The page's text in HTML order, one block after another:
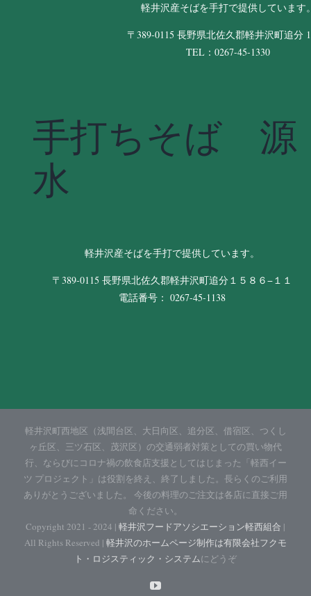
軽井沢産そばを手打で提供しています
〒389-0115 長野県北佐久郡軽井沢町追分
TEL：0267-45-1330
手打ちそば 源
水
軽井沢産そばを手打で提供しています。
〒389-0115 長野県北佐久郡軽井沢町追分１５８６−１１
電話番号： 0267-45-1138
軽井沢町西地区（浅間台区、大日向区、追分区、借宿区、つくし
ヶ丘区、三ツ石区、茂沢区）の交通弱者対策としての買い物代
行、ならびにコロナ禍の飲食店支援としてはじまった「軽西イー
ツ プロジェクト」は役割を終え、終了しました。長らくのご利用
ありがとうございました。 今後の料理のご注文は各店に直接ご用
命ください。
Copyright 2021 - 2024 | 軽井沢フードアソシエーション軽西組合 |
All Rights Reserved | 軽井沢のホームページ制作は有限会社フクモ
ト・ロジスティック・システムにどうぞ
YouTube